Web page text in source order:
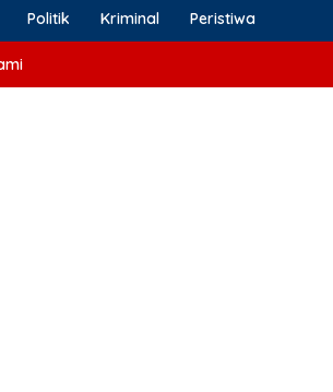
Politik Kriminal Peristiwa